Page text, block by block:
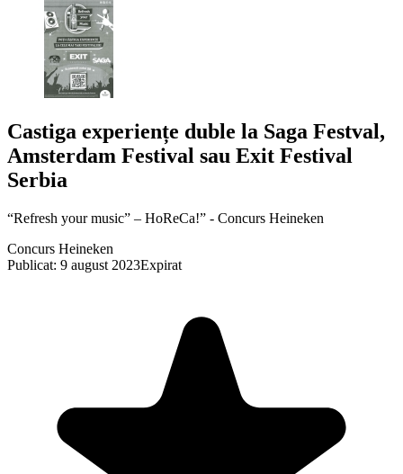
Castiga experiențe duble la Saga Festval,
Amsterdam Festival sau Exit Festival
Serbia
“Refresh your music” – HoReCa!” - Concurs Heineken
Concurs Heineken
Publicat: 9 august 2023Expirat